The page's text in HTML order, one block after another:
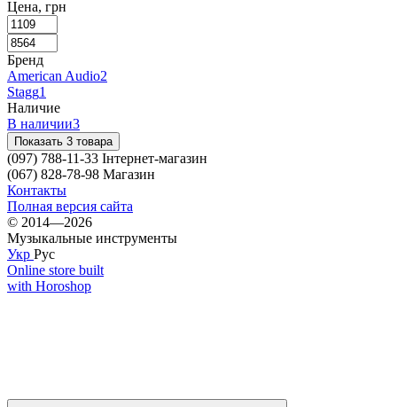
Цена, грн
Бренд
American Audio2
Stagg1
Наличие
В наличии3
Показать 3 товара
(097) 788-11-33 Інтернет-магазин
(067) 828-78-98 Магазин
Контакты
Полная версия сайта
© 2014—2026
Музыкальные инструменты
Укр Рус
Online store built
with Horoshop